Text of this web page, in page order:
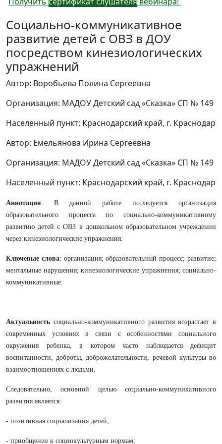
Социально-коммуникативное
развитие детей с ОВЗ в ДОУ
посредством кинезиологических
упражнений
Автор: Воробьева Полина Сергеевна
Организация: МАДОУ Детский сад «Сказка» СП № 149
Населенный пункт: Краснодарский край, г. Краснодар
Автор: Емельянова Ирина Сергеевна
Организация: МАДОУ Детский сад «Сказка» СП № 149
Населенный пункт: Краснодарский край, г. Краснодар
Аннотация. В данной работе исследуется организация
образовательного процесса по социально-коммуникативному
развитию детей с ОВЗ в дошкольном образовательном учреждении
через кинезиологические упражнения.
Ключевые слова: организация; образовательный процесс; развитие;
ментальные нарушения; кинезиологические упражнения; социально-
коммуникативные.
Актуальность социально-коммуникативного развития возрастает в
современных условиях в связи с особенностями социального
окружения ребенка, в котором часто наблюдается дефицит
воспитанности, доброты, доброжелательности, речевой культуры во
взаимоотношениях с людьми.
Следовательно, основной целью социально-коммуникативного
развития является:
- позитивная социализация детей;
- приобщение к социокультурным нормам;